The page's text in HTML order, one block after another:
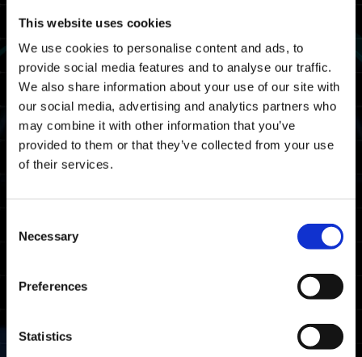
This website uses cookies
We use cookies to personalise content and ads, to
provide social media features and to analyse our traffic.
We also share information about your use of our site with
our social media, advertising and analytics partners who
may combine it with other information that you’ve
provided to them or that they’ve collected from your use
of their services.
Selection
Necessary
Preferences
Statistics
2023/12/27(水) 02:59 UTC
報酬
デフォルトスーツ10体で使用可能なエグゾスーツ
スキンになります。